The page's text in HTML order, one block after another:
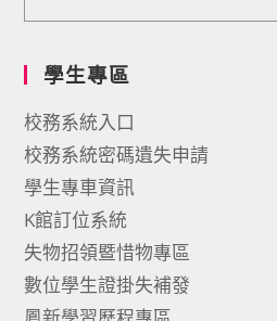
學生專區
校務系統入口
校務系統密碼遺失申請
學生專車資訊
K館訂位系統
失物招領暨惜物專區
數位學生證掛失補發